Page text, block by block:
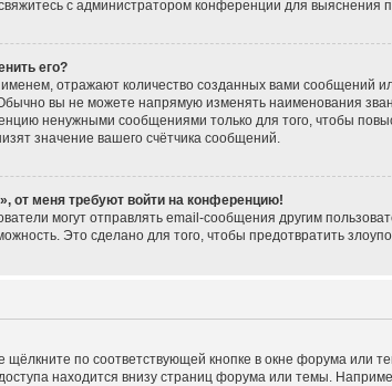
с администратором конференции для выяснения
его?
отражают количество созданных вами сообщений
вы не можете напрямую изменять наименования
ненужными сообщениями только для того, чтобы
значение вашего счётчика сообщений.
от меня требуют войти на конференцию!
могут отправлять email-сообщения другим
Это сделано для того, чтобы предотвратить
по соответствующей кнопке в окне форума или
находится внизу страниц форума или темы.